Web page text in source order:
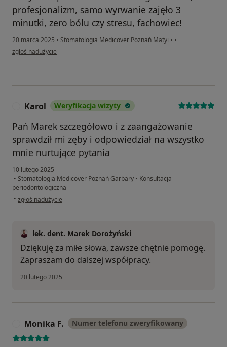
profesjonalizm, samo wyrwanie zajęło 3
minutki, zero bólu czy stresu, fachowiec!
20 marca 2025 • Stomatologia Medicover Poznań Matyi • •
w opinii użytkownika Maciej Chmielewski
zgłoś nadużycie
Karol Weryfikacja wizyty
Pań Marek szczegółowo i z zaangażowanie
sprawdził mi zęby i odpowiedział na wszystko
mnie nurtujące pytania
10 lutego 2025
• Stomatologia Medicover Poznań Garbary • Konsultacja
periodontologiczna
• w opinii użytkownika Karol
zgłoś nadużycie
lek. dent. Marek Dorożyński
Dziękuję za miłe słowa, zawsze chętnie pomogę.
Zapraszam do dalszej współpracy.
20 lutego 2025
Monika F. Numer telefonu zweryfikowany